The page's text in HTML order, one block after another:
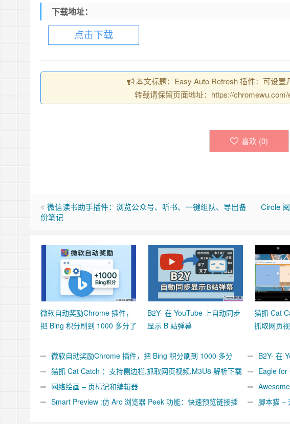
下载地址：
点击下载
本文标题：Easy Auto Refresh 插件：可设置
转载请保留页面地址：https://
喜欢 (0)
微信读书助手插件：浏览公众号、听书、一键组队、导出备
份笔记
Circle
微软自动奖励Chrome 插件，
把 Bing 积分刷到 1000 多分了
B2Y- 在 YouTube 上自动同步
显示 B 站弹幕
猫抓 Cat
抓取网页
微软自动奖励Chrome 插件，把 Bing 积分刷到 1000 多分
了
B2Y- 在
猫抓 Cat Catch ：支持侧边栏,抓取网页视频,M3U8 解析下载
合并工具
Eagle for
App
网络绘画 – 页标记和编辑器
Smart Preview :仿 Arc 浏览器 Peek 功能：快速预览链接插
脚本猫 –